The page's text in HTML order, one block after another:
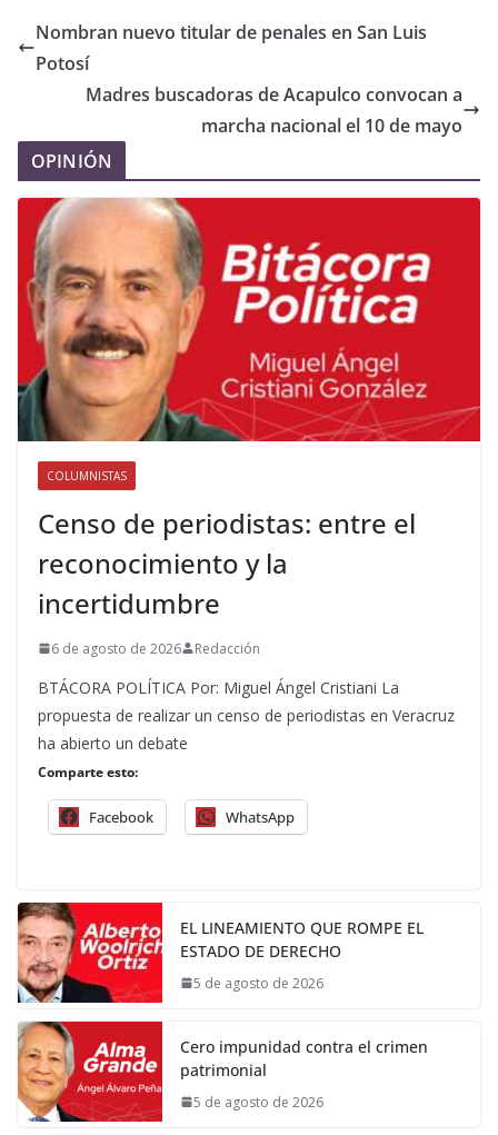
Nombran nuevo titular de penales en San Luis
Potosí
Madres buscadoras de Acapulco convocan a
marcha nacional el 10 de mayo
OPINIÓN
COLUMNISTAS
Censo de periodistas: entre el
reconocimiento y la
incertidumbre
6 de agosto de 2026 Redacción
BTÁCORA POLÍTICA Por: Miguel Ángel Cristiani La
propuesta de realizar un censo de periodistas en Veracruz
ha abierto un debate
Comparte esto:
Facebook WhatsApp
EL LINEAMIENTO QUE ROMPE EL
ESTADO DE DERECHO
5 de agosto de 2026
Cero impunidad contra el crimen
patrimonial
5 de agosto de 2026